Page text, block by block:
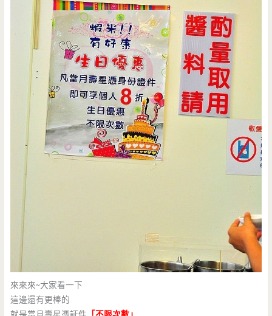
來來來~大家看一下
這邊還有更棒的